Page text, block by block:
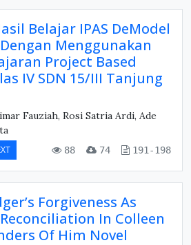
Belajar IPAS DeModel
Menggunakan
Project Based
IV SDN 15/III Tanjung
Fauziah, Rosi Satria Ardi, Ade
88 74 191-198
Forgiveness As
In Colleen
Of Him Novel